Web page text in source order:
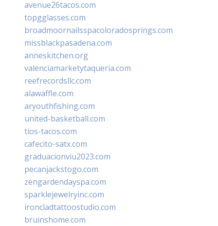
avenue26tacos.com
topgglasses.com
broadmoornailsspacoloradosprings.com
missblackpasadena.com
anneskitchen.org
valenciamarketytaqueria.com
reefrecordsllc.com
alawaffle.com
aryouthfishing.com
united-basketball.com
tios-tacos.com
cafecito-satx.com
graduacionviu2023.com
pecanjackstogo.com
zengardendayspa.com
sparklejewelryinc.com
ironcladtattoostudio.com
bruinshome.com